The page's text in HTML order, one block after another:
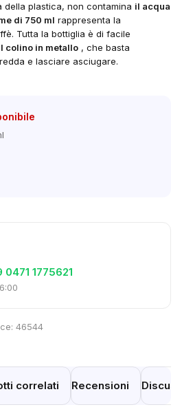
plastica, non contamina il acqua
di 750 ml rappresenta la
Tutta la bottiglia è di facile
colino in metallo , che basta
e lasciare asciugare.
1775621
46544
correlati Recensioni